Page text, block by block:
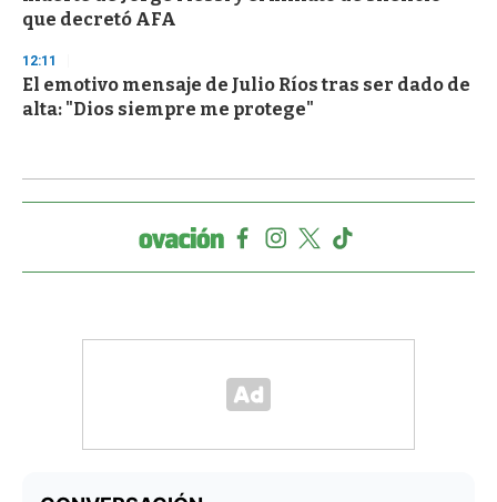
que decretó AFA
12:11
El emotivo mensaje de Julio Ríos tras ser dado de
alta: "Dios siempre me protege"